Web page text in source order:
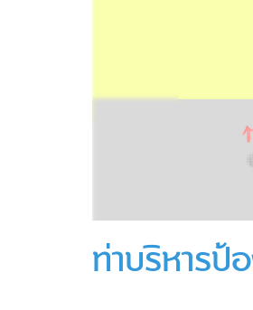
ท่าบริหารป้